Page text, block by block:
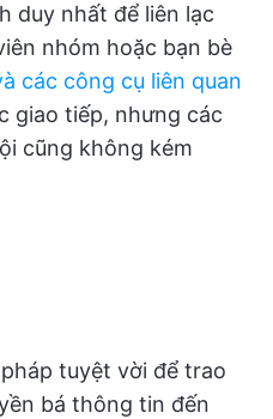
duy nhất để liên lạc
nhóm hoặc bạn bè
các công cụ liên quan
giao tiếp, nhưng các
cũng không kém
tuyệt vời để trao
bá thông tin đến